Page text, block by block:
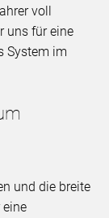
voll
uns für eine
System im
und die breite
eine